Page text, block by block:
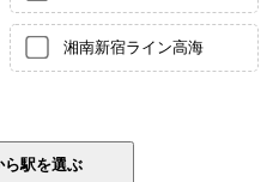
湘南新宿ライン高海